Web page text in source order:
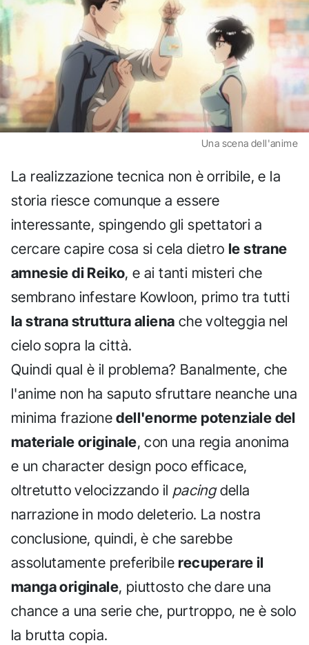
Una scena dell'anime
La realizzazione tecnica non è orribile, e la
storia riesce comunque a essere
interessante, spingendo gli spettatori a
cercare capire cosa si cela dietro le strane
amnesie di Reiko, e ai tanti misteri che
sembrano infestare Kowloon, primo tra tutti
la strana struttura aliena che volteggia nel
cielo sopra la città.
Quindi qual è il problema? Banalmente, che
l'anime non ha saputo sfruttare neanche una
minima frazionedell'enorme potenziale del
materiale originale, con una regia anonima
e un character design poco efficace,
oltretutto velocizzando il pacingdella
narrazione in modo deleterio. La nostra
conclusione, quindi, è che sarebbe
assolutamente preferibile recuperare il
manga originale, piuttosto che dare una
chance a una serie che, purtroppo, ne è solo
la brutta copia.